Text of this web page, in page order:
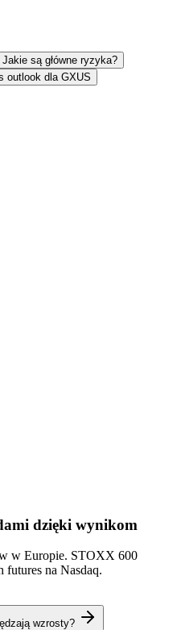
Jakie są główne ryzyka?
outlook dla GXUS
dzięki wynikom
w Europie. STOXX 600
futures na Nasdaq.
wzrosty?